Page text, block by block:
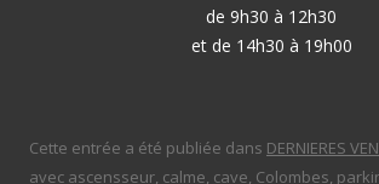
de 9h30 à 12h30
et de 14h30 à 19h00
Cette entrée a été publiée dans DERNIERES
avec ascensseur, calme, cave, Colombes,